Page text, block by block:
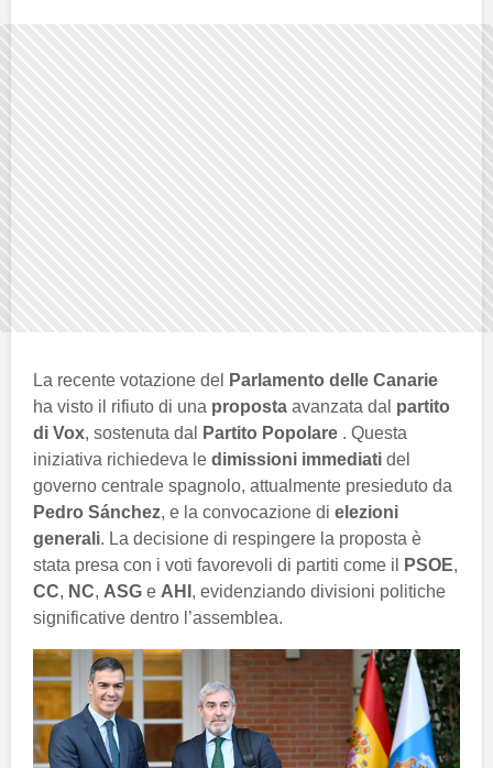
La recente votazione del
Parlamento delle Canarie
ha visto il rifiuto di una proposta avanzata dal partito
di Vox, sostenuta dal Partito Popolare . Questa
iniziativa richiedeva le dimissioni immediati del
governo centrale spagnolo, attualmente presieduto da
Pedro Sánchez, e la convocazione di elezioni
generali. La decisione di respingere la proposta è
stata presa con i voti favorevoli di partiti come il
PSOE,
CC, NC, ASG e AHI , evidenziando divisioni politiche
significative dentro l’assemblea.